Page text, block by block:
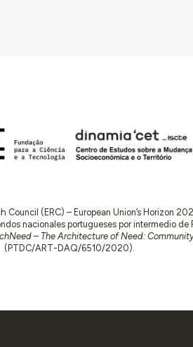
Council (ERC) – European Union’s Horizon
nacionales portugueses por intermedio de
– The Architecture of Need:
(PTDC/ART-DAQ/6510/2020).